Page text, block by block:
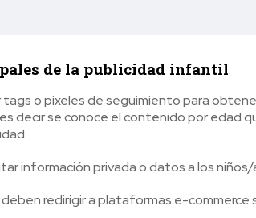
de la publicidad infantil
tags o pixeles de seguimiento para
decir se conoce el contenido por edad
información privada o datos a los
redirigir a plataformas e-commerce